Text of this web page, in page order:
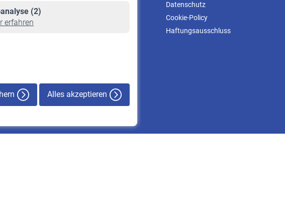
(2)
erfahren
Alles akzeptieren
Datenschutz
Cookie-Policy
Haftungsausschluss